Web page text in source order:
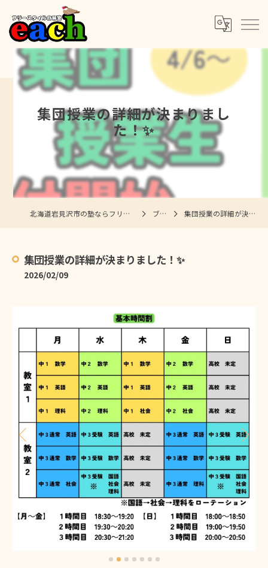
集団授業の詳細が決まりまし
た！✨
北海道岩見沢市の塾ならフリースタイル自習室each ブログ 集団授業の詳細が決まりました！✨
集団授業の詳細が決まりました！✨
2026/02/09